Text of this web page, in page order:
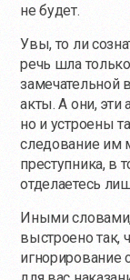
не будет.
Увы, то ли
речь шла
замечательной
акты. А они, эти
но и устроены
следование им
преступника, в
отделаетесь
Иными словами,
выстроено так,
игнорирование